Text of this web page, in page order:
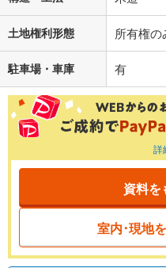
土地権利形態 所有権の
駐車場・車庫 有
詳
資料を
室内･現地